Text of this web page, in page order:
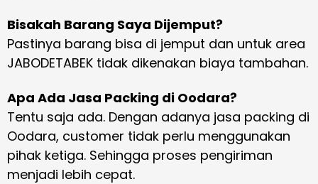
Bisakah Barang Saya Dijemput?
Pastinya barang bisa di jemput dan untuk area
JABODETABEK tidak dikenakan biaya tambahan.
Apa Ada Jasa Packing di Oodara?
Tentu saja ada. Dengan adanya jasa packing di
Oodara, customer tidak perlu menggunakan
pihak ketiga. Sehingga proses pengiriman
menjadi lebih cepat.